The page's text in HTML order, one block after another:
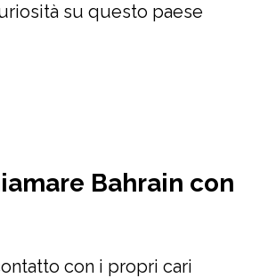
su questo paese
Bahrain con
con i propri cari